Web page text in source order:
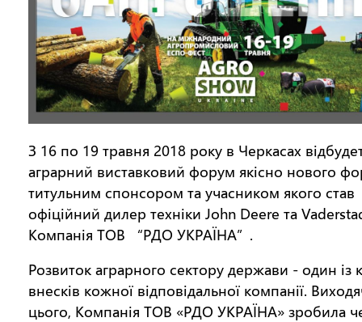
З 16 по 19 травня 2018 року в Черкасах
аграрний виставковий форум якісно нового
титульним спонсором та учасником якого став
офіційний дилер техніки John Deere та
Компанія ТОВ “РДО УКРАЇНА”.
Розвиток аграрного сектору держави - один із
внесків кожної відповідальної компанії.
цього, Компанія ТОВ «РДО УКРАЇНА» зробила